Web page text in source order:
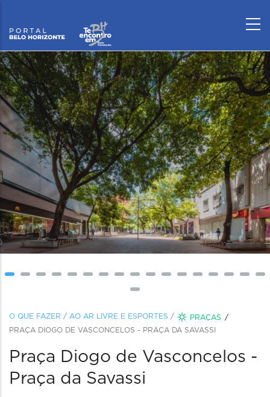
O QUE FAZER / AO AR LIVRE E ESPORTES /
PRAÇAS
PRAÇA DIOGO DE VASCONCELOS - PRAÇA DA SAVASSI
Praça Diogo de Vasconcelos -
Praça da Savassi